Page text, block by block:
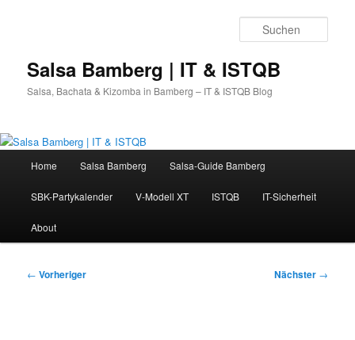
Salsa Bamberg | IT & ISTQB
Salsa, Bachata & Kizomba in Bamberg – IT & ISTQB Blog
Home Salsa Bamberg Salsa-Guide Bamberg
SBK-Partykalender V-Modell XT ISTQB IT-Sicherheit
About
Beitragsnavigation
← Vorheriger Nächster →